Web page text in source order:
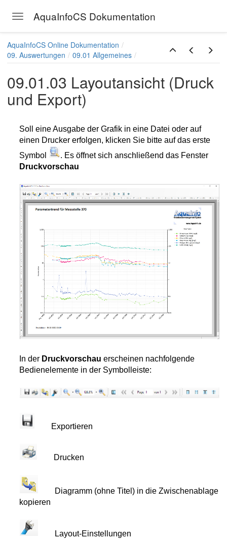
Toggle navigation
AquaInfoCS Dokumentation
im AquaInfoCS-Explorer
und Export)
anzeigen
Earth darstellen
AquaInfoCS Online Dokumentation
09. Auswertungen
09.01 Allgemeines
09.01.03 Layoutansicht (Druck
und Export)
Soll eine Ausgabe der Grafik in eine Datei oder auf
einen Drucker erfolgen, klicken Sie bitte auf das erste
Symbol
. Es öffnet sich anschließend das Fenster
Druckvorschau
In der Druckvorschau erscheinen nachfolgende
Bedienelemente in der Symbolleiste:
Exportieren
Drucken
Diagramm (ohne Titel) in die Zwischenablage
kopieren
Layout-Einstellungen